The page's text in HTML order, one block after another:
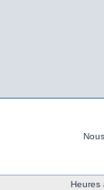
Heures